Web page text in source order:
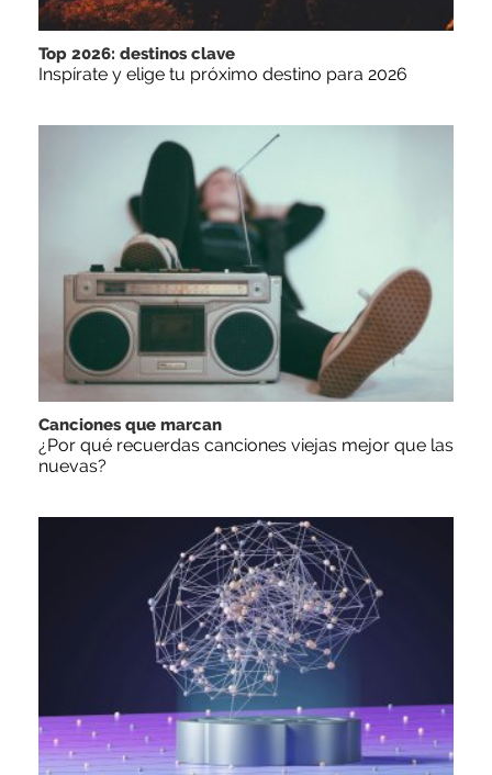
Top 2026: destinos clave
Inspírate y elige tu próximo destino para 2026
Canciones que marcan
¿Por qué recuerdas canciones viejas mejor que las
nuevas?